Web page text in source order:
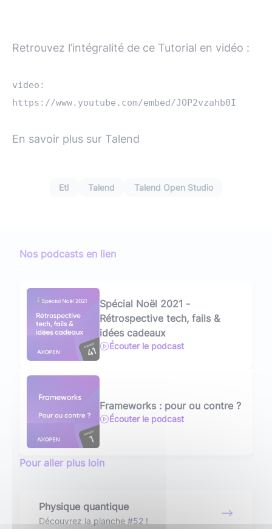
Retrouvez l’intégralité de ce Tutorial en vidéo :
video:
https://www.youtube.com/embed/JOP2vzahb0I
En savoir plus sur Talend
Etl Talend Talend Open Studio
Nos podcasts en lien
Spécial Noël 2021 -
Rétrospective tech, fails &
idées cadeaux
Écouter le podcast
Frameworks : pour ou contre ?
Écouter le podcast
Pour aller plus loin
Physique quantique
Découvrez la planche #52 !